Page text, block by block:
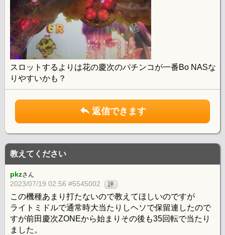
スロットするよりは花の慶次のパチンコが一番Bo NASな
りやすいかも？
返信できます
教えてください
pkzさん
2023/07/19 02:56 #5545002 評
この機種あまり打たないので教えてほしいのですが
ライトミドルで通常時大当たりしヘソで保留連したので
すが前田慶次ZONEから始まりその後も35回転で当たり
ました。